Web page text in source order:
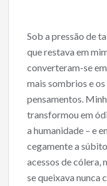
Sob a pressão de
que restava em
converteram-se
mais sombrios e
pensamentos.
transformou em
a humanidade – e
cegamente a
acessos de cólera,
se queixava nunca